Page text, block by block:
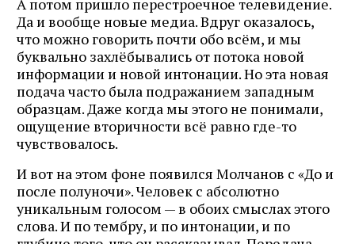
Да и вообще новые медиа. Вдруг оказалось,
что можно говорить почти обо всём, и мы
буквально захлёбывались от потока новой
информации и новой интонации. Но эта новая
подача часто была подражанием западным
образцам. Даже когда мы этого не понимали,
ощущение вторичности всё равно где-то
чувствовалось.
И вот на этом фоне появился Молчанов с «До и
после полуночи». Человек с абсолютно
уникальным голосом — в обоих смыслах этого
слова. И по тембру, и по интонации, и по